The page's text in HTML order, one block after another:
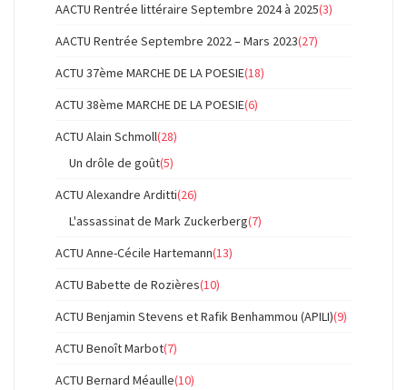
AACTU Rentrée littéraire Septembre 2024 à 2025(3)
AACTU Rentrée Septembre 2022 – Mars 2023(27)
ACTU 37ème MARCHE DE LA POESIE(18)
ACTU 38ème MARCHE DE LA POESIE(6)
ACTU Alain Schmoll(28)
Un drôle de goût(5)
ACTU Alexandre Arditti(26)
L'assassinat de Mark Zuckerberg(7)
ACTU Anne-Cécile Hartemann(13)
ACTU Babette de Rozières(10)
ACTU Benjamin Stevens et Rafik Benhammou (APILI)(9)
ACTU Benoît Marbot(7)
ACTU Bernard Méaulle(10)